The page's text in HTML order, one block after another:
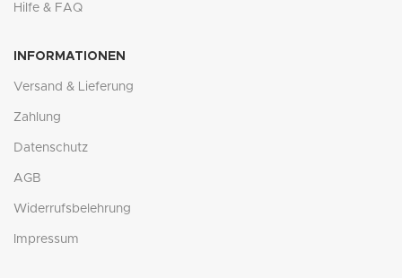
Hilfe & FAQ
INFORMATIONEN
Versand & Lieferung
Zahlung
Datenschutz
AGB
Widerrufsbelehrung
Impressum